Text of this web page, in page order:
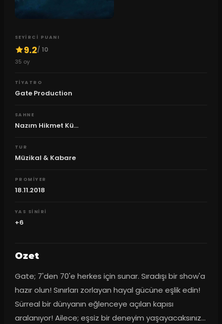
SEYIRCI PUANI
9.2/ 10
35 oy
TIYATRO
Gate Production
SAHNE
Nazım Hikmet Kü...
TUR
Müzikal & Kabare
PROMIYER
18.11.2018
YAS SINIRI
+6
Ozet
Gate; 7'den 70'e herkes için sunar. Sıradışı bir show'a
hazır olun! Sınırları zorlayan hayal gücüne eşlik edin!
Sürreal bir dünyanın eğlenceye açılan kapısı
aralanıyor! Ailece; eşsiz bir deneyim yaşayacaksınız...